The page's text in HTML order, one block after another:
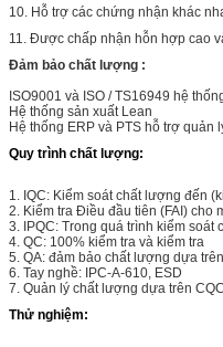
10. Hỗ trợ các chứng nhận khác
11. Được chấp nhận hỗn hợp cao
Đảm bảo chất lượng :
ISO9001 và ISO / TS16949 hệ
Hệ thống sản xuất Lean
Hệ thống ERP và PTS hỗ trợ quản
Quy trình chất lượng:
1. IQC: Kiểm soát chất lượng đến
2. Kiểm tra Điều đầu tiên (FAI) cho
3. IPQC: Trong quá trình kiểm soát
4. QC: 100% kiểm tra và kiểm tra
5. QA: đảm bảo chất lượng dựa
6. Tay nghề: IPC-A-610, ESD
7. Quản lý chất lượng dựa trên
Thử nghiệm: